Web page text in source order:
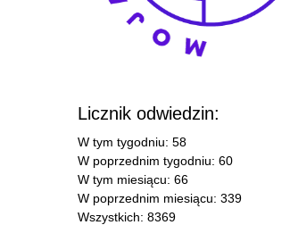
Licznik odwiedzin:
W tym tygodniu: 58
W poprzednim tygodniu: 60
W tym miesiącu: 66
W poprzednim miesiącu: 339
Wszystkich: 8369